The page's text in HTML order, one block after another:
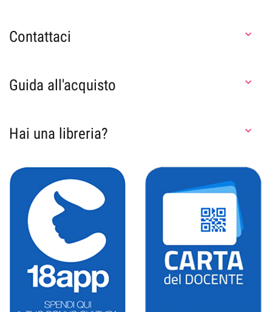
Contattaci 
Guida all'acquisto 
Hai una libreria? 